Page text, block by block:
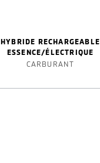
HYBRIDE RECHARGEABLE
ESSENCE/ÉLECTRIQUE
CARBURANT